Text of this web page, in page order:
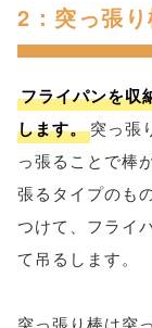
2：突っ張
フライパンを収
します。突っ張
っ張ることで棒
張るタイプのも
つけて、フライ
て吊るします。
突っ張り棒は突